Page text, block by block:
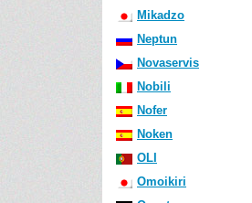
Mikadzo
Neptun
Novaservis
Nobili
Nofer
Noken
OLI
Omoikiri